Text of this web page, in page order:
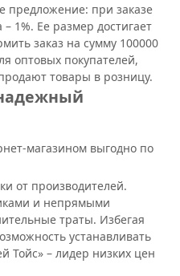
предложение: при заказе
1%. Ее размер достигает
заказ на сумму 100000
оптовых покупателей,
товары в розницу.
магазином выгодно по
от производителей.
и непрямыми
траты. Избегая
устанавливать
Тойс» – лидер низких цен